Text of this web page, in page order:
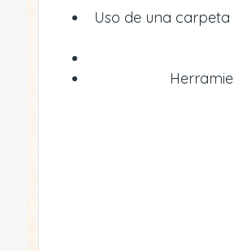
Uso de una